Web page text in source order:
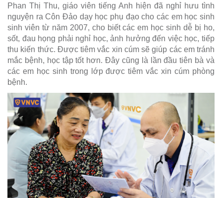
Phan Thị Thu, giáo viên tiếng Anh hiện đã nghỉ hưu tình
nguyện ra Côn Đảo dạy học phụ đạo cho các em học sinh
sinh viên từ năm 2007, cho biết các em học sinh dễ bị ho,
sốt, đau họng phải nghỉ học, ảnh hưởng đến việc học, tiếp
thu kiến thức. Được tiêm vắc xin cúm sẽ giúp các em tránh
mắc bệnh, học tập tốt hơn. Đây cũng là lần đầu tiên bà và
các em học sinh trong lớp được tiêm vắc xin cúm phòng
bệnh.